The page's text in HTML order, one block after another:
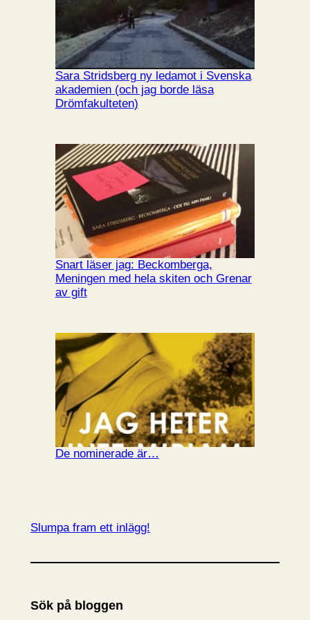
Sara Stridsberg ny ledamot i Svenska
akademien (och jag borde läsa
Drömfakulteten)
Snart läser jag: Beckomberga,
Meningen med hela skiten och Grenar
av gift
De nominerade är…
Slumpa fram ett inlägg!
Sök på bloggen